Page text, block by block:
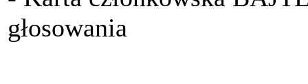
głosowania